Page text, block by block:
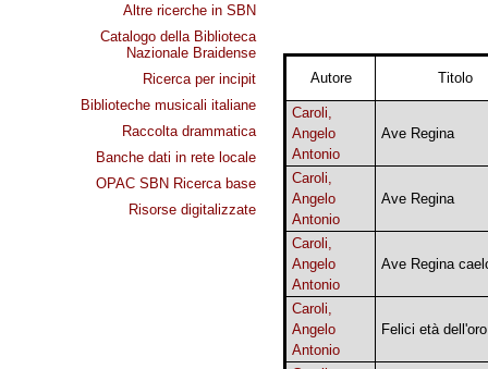
Altre ricerche in SBN
Catalogo della Biblioteca
Nazionale Braidense
Ricerca per incipit
Biblioteche musicali italiane
Raccolta drammatica
Banche dati in rete locale
OPAC SBN Ricerca base
Risorse digitalizzate
Autore Titolo
Caroli,
Angelo
Antonio
Ave Regina
Caroli,
Angelo
Antonio
Ave Regina
Caroli,
Angelo
Antonio
Ave Regina
Caroli,
Angelo
Antonio
Felici età dell'oro